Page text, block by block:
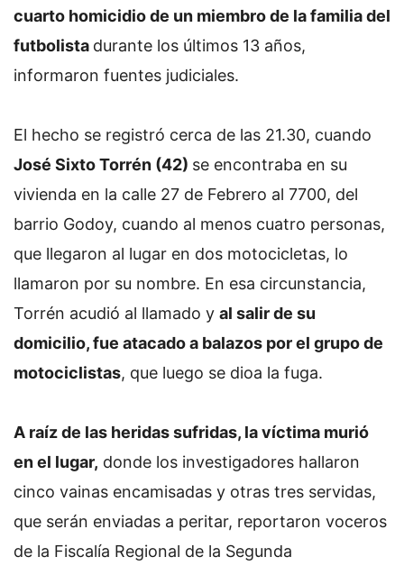
cuarto homicidio de un miembro de la familia del
futbolista durante los últimos 13 años,
informaron fuentes judiciales.
El hecho se registró cerca de las 21.30, cuando
José Sixto Torrén (42) se encontraba en su
vivienda en la calle 27 de Febrero al 7700, del
barrio Godoy, cuando al menos cuatro personas,
que llegaron al lugar en dos motocicletas, lo
llamaron por su nombre. En esa circunstancia,
Torrén acudió al llamado y al salir de su
domicilio, fue atacado a balazos por el grupo de
motociclistas, que luego se dioa la fuga.
A raíz de las heridas sufridas, la víctima murió
en el lugar, donde los investigadores hallaron
cinco vainas encamisadas y otras tres servidas,
que serán enviadas a peritar, reportaron voceros
de la Fiscalía Regional de la Segunda